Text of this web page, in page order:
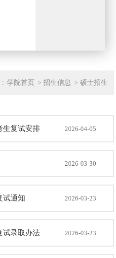
: 学院首页 > 招生信息 > 硕士招生
生复试安排 2026-04-05
2026-03-30
试通知 2026-03-23
试录取办法 2026-03-23